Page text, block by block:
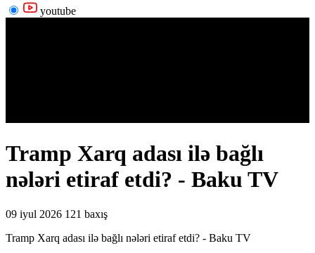
youtube
Tramp Xarq adası ilə bağlı
nələri etiraf etdi? - Baku TV
09 iyul 2026 121 baxış
Tramp Xarq adası ilə bağlı nələri etiraf etdi? - Baku TV